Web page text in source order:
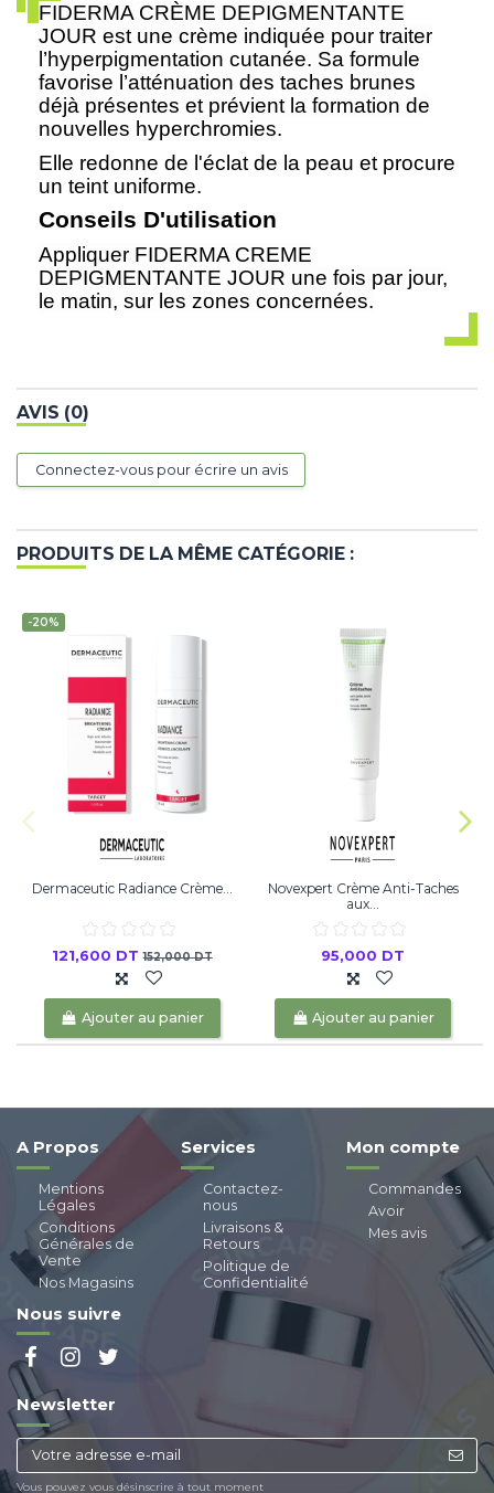
FIDERMA CRÈME DEPIGMENTANTE
JOUR est une crème indiquée pour traiter
l’hyperpigmentation cutanée. Sa formule
favorise l’atténuation des taches brunes
déjà présentes et prévient la formation de
nouvelles hyperchromies.
Elle redonne de l'éclat de la peau et procure
un teint uniforme.
Conseils D'utilisation
Appliquer FIDERMA CREME
DEPIGMENTANTE JOUR une fois par jour,
le matin, sur les zones concernées.
AVIS (0)
Connectez-vous pour écrire un avis
PRODUITS DE LA MÊME CATÉGORIE :
-20%
Dermaceutic Radiance Crème...
121,600 DT152,000 DT
Ajouter au panier
Novexpert Crème Anti-Taches
aux...
95,000 DT
Ajouter au panier
A Propos
Mentions
Légales
Conditions
Générales de
Vente
Nos Magasins
Services
Contactez-
nous
Livraisons &
Retours
Politique de
Confidentialité
Mon compte
Commandes
Avoir
Mes avis
Nous suivre
Newsletter
Vous pouvez vous désinscrire à tout moment